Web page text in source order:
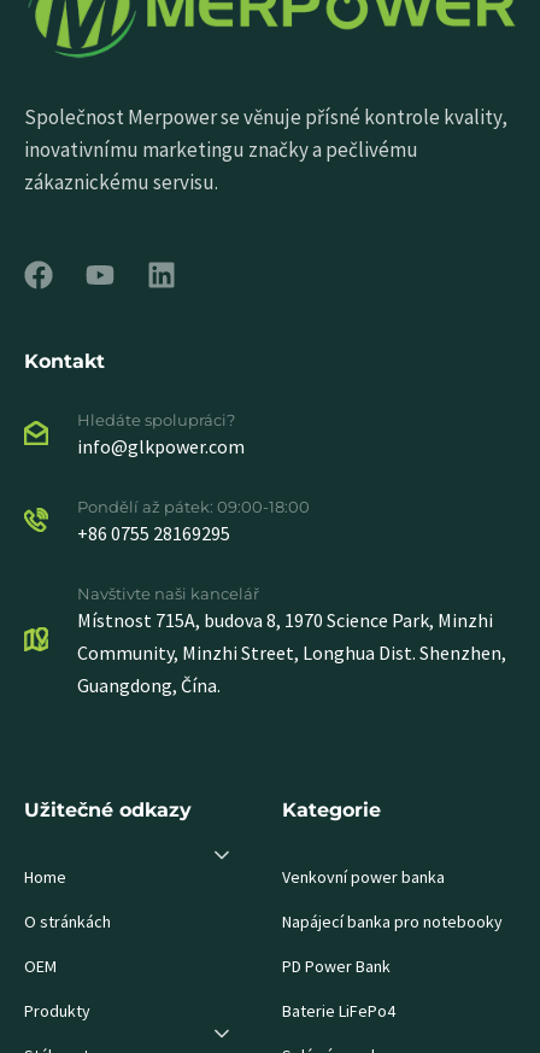
Společnost Merpower se věnuje přísné kontrole kvality,
inovativnímu marketingu značky a pečlivému
zákaznickému servisu.
Kontakt
Hledáte spolupráci?
info@glkpower.com
Pondělí až pátek: 09:00-18:00
+86 0755 28169295
Navštivte naši kancelář
Místnost 715A, budova 8, 1970 Science Park, Minzhi
Community, Minzhi Street, Longhua Dist. Shenzhen,
Guangdong, Čína.
Užitečné odkazy
Home
O stránkách
OEM
Produkty
Kategorie
Venkovní power banka
Napájecí banka pro notebooky
PD Power Bank
Baterie LiFePo4